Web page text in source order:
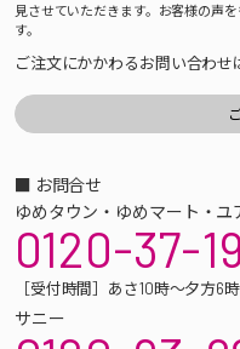
見させていただきます。お客様の声
す。
ご注文にかかわるお問い合わせ
■ お問合せ
ゆめタウン・ゆめマート・ユ
0120-37-
［受付時間］あさ10時～夕方6時
サニー